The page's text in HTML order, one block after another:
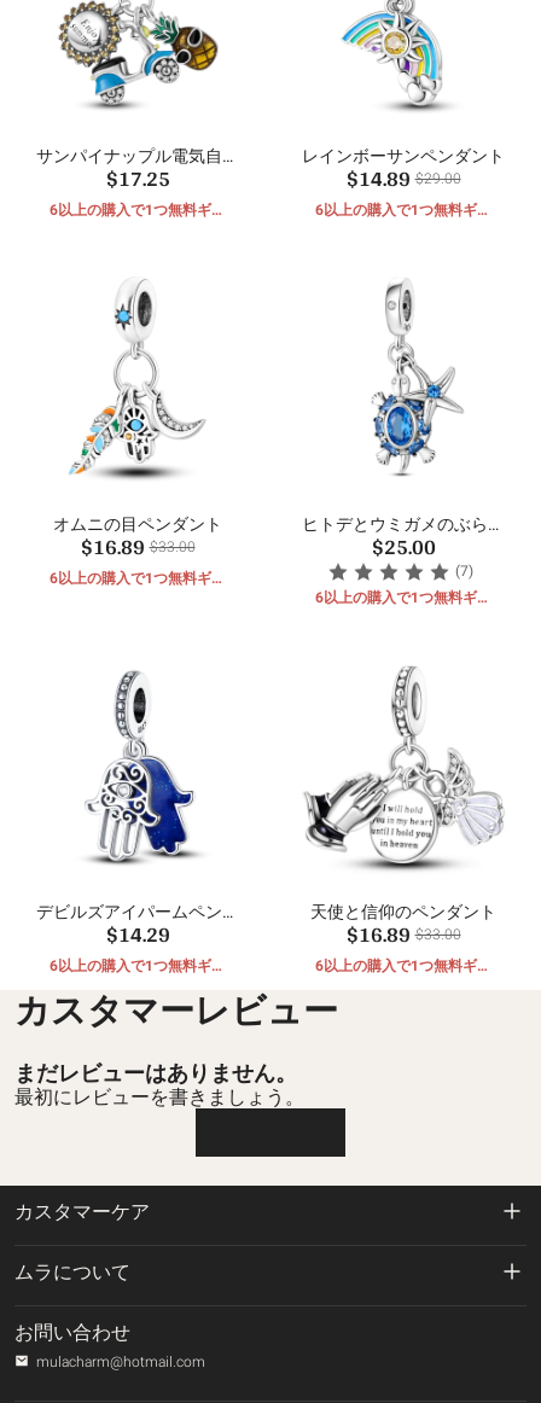
サンパイナップル電気自動
車ペンダント
$17.25
6以上の購入で1つ無料ギフ
レインボーサンペンダント
$14.89 $29.00
6以上の購入で1つ無料ギフ
オムニの目ペンダント
$16.89 $33.00
6以上の購入で1つ無料ギフ
ヒトデとウミガメのぶら下
がり
$25.00
(7)
6以上の購入で1つ無料ギフ
デビルズアイパームペンダ
ント
$14.29
6以上の購入で1つ無料ギフ
天使と信仰のペンダント
$16.89 $33.00
6以上の購入で1つ無料ギフ
カスタマーレビュー
まだレビューはありません。
最初にレビューを書きましょう。
カスタマーケア
プライバシーポリシー
ムラについて
ご注文の追跡
お問い合わせ
mulacharm@hotmail.com